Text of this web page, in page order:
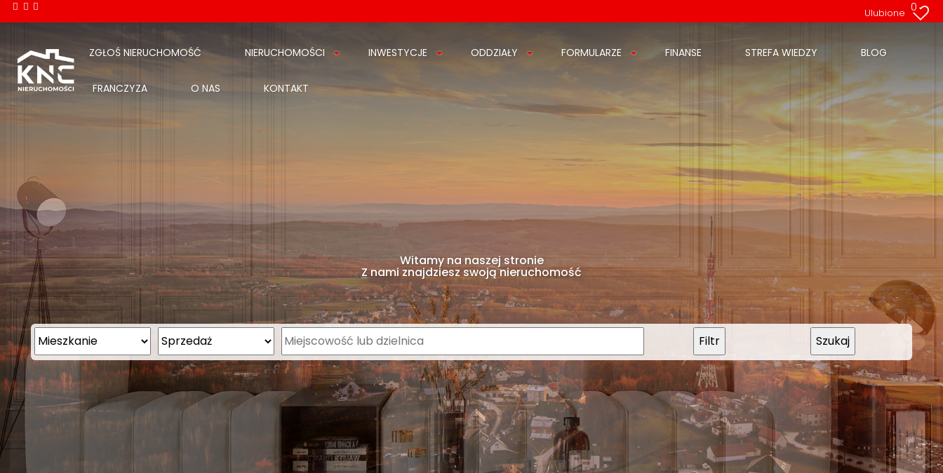
Ulubione 0
ZGŁOŚ NIERUCHOMOŚĆ NIERUCHOMOŚCI INWESTYCJE ODDZIAŁY FORMULARZE FINANSE STREFA WIEDZY BLOG
FRANCZYZA O NAS KONTAKT
Witamy na naszej stronie
Z nami znajdziesz swoją nieruchomość